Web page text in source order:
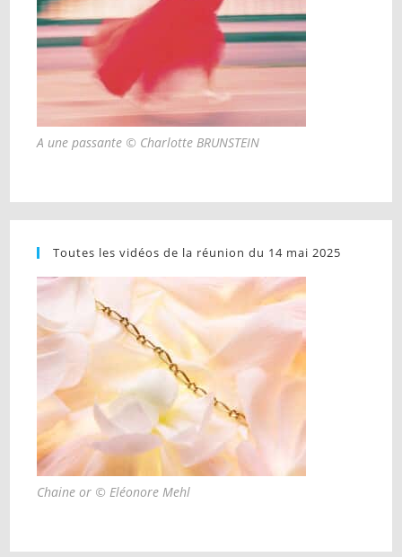
A une passante © Charlotte BRUNSTEIN
Toutes les vidéos de la réunion du 14 mai 2025
Chaine or © Eléonore Mehl